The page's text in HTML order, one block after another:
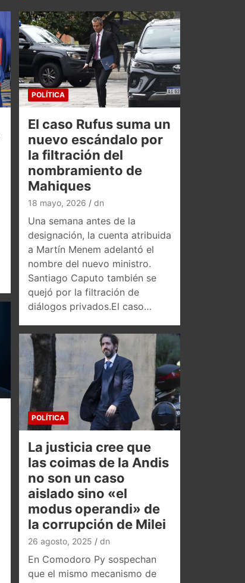
POLÍTICA
El caso Rufus suma un
nuevo escándalo por
la filtración del
nombramiento de
Mahiques
18 mayo, 2026 dn
Una semana antes de la
designación, la cuenta atribuida
a Martín Menem adelantó el
nombre del nuevo ministro.
Santiago Caputo también se
quejó por la filtración de
diálogos privados.El caso…
POLÍTICA
La justicia cree que
las coimas de la Andis
no son un caso
aislado sino «el
modus operandi» de
la corrupción de Milei
26 agosto, 2025 dn
En Comodoro Py sospechan
que el mismo mecanismo de